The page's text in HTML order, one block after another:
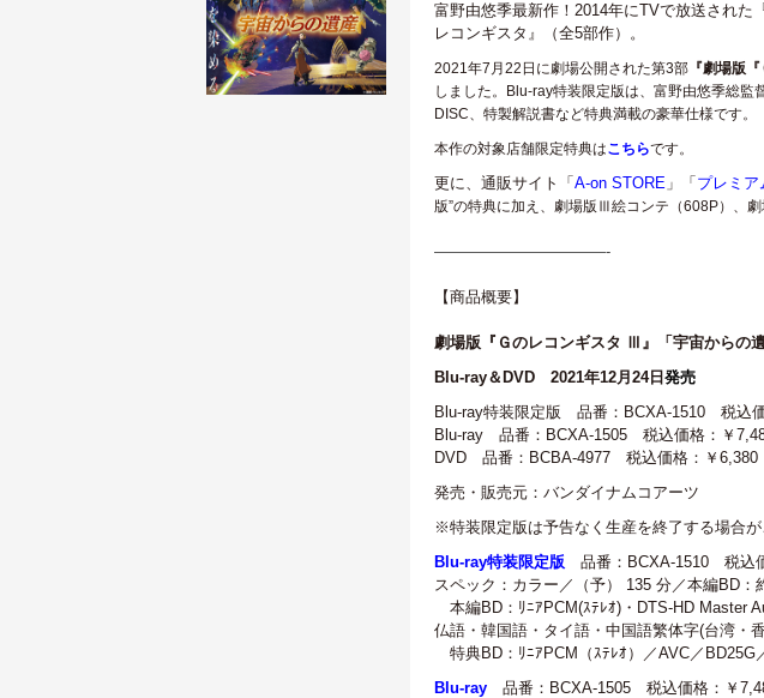
富野由悠季最新作！2014年にTVで放送された
レコンギスタ』（全5部作）。
2021年7月22日に劇場公開された第3部 『劇場版
しました。Blu-ray特装限定版は、富野由悠季総
DISC、特製解説書など特典満載の豪華仕様です。
本作の対象店舗限定特典はこちらです。
更に、通販サイト「 A-on STORE 」「 プレミア
版”の特典に加え、劇場版Ⅲ絵コンテ（608P）、
———————————-
【商品概要】
劇場版『Ｇのレコンギスタ Ⅲ』「宇宙からの遺
Blu-ray＆DVD 2021年12月24日 発売
Blu-ray特装限定版 品番：BCXA-1510 税込
Blu-ray 品番：BCXA-1505 税込価格：￥
DVD 品番：BCBA-4977 税込価格：￥6,380
発売・販売元：バンダイナムコアーツ
※特装限定版は予告なく生産を終了する場合が
Blu-ray特装限定版 品番：BCXA-1510 税込
スペック：カラー／（予） 135 分／本編BD
本編BD：ﾘﾆｱPCM(ｽﾃﾚｵ)・DTS-HD Master
仏語・韓国語・タイ語・中国語繁体字(台湾・
特典BD：ﾘﾆｱPCM（ｽﾃﾚｵ）／AVC／BD25G
Blu-ray 品番：BCXA-1505 税込価格：￥